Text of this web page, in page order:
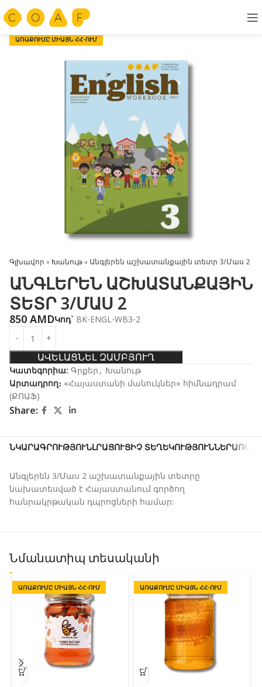
ԱՌԱՔՈՒՄԸ ՄԻԱՅՆ ՀՀ-ՈՒՄ
Գլխավոր » Խանութ» Անգլերեն աշխատանքային տետր 3/Մաս 2
ԱՆԳԼԵՐԵՆ ԱՇԽԱՏԱՆՔԱՅԻՆ
ՏԵՏՐ 3/ՄԱՍ 2
850 AMDԿոդ` BK-ENGL-WB3-2
ԱՎԵԼԱՑՆԵԼ ԶԱՄԲՅՈՒՂ
Կատեգորիա: Գրքեր , Խանութ
Արտադրող։ «Հայաստանի մանուկներ» հիմնադրամ
(ՔՈԱՖ)
Share:
ՆԿԱՐԱԳՐՈՒԹՅՈՒՆԼՐԱՑՈՒՑԻՉ ՏԵՂԵԿՈՒԹՅՈՒՆՆԵՐ
Անգլերեն 3/Մաս 2 աշխատանքային տետրը
նախատեսված է Հայաստանում գործող
հանրակրթական դպրոցների համար:
Նմանատիպ տեսականի
ԱՌԱՔՈՒՄԸ ՄԻԱՅՆ ՀՀ-ՈՒՄ ԱՌԱՔՈՒՄԸ ՄԻԱՅՆ ՀՀ-ՈՒՄ